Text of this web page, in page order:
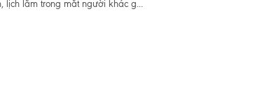
lịch lãm trong mắt người khác g...